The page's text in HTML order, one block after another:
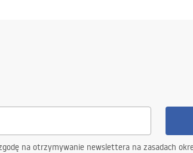
na otrzymywanie newslettera na zasadach